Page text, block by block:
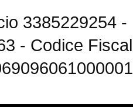
3385229254
- Codice